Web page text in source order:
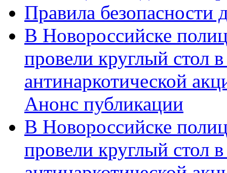
Правила безопасности
В Новороссийске
провели круглый стол
антинаркотической
Анонс публикации
В Новороссийске
провели круглый стол